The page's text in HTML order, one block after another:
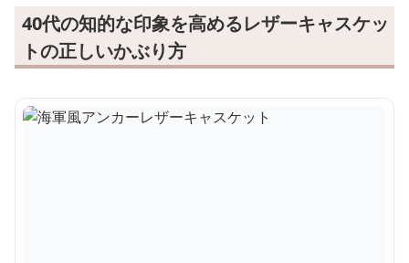
40代の知的な印象を高めるレザーキャスケッ
トの正しいかぶり方